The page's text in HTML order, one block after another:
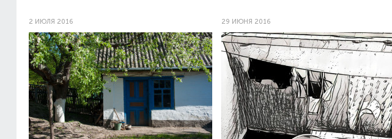
2 ИЮЛЯ 2016 29 ИЮНЯ 2016